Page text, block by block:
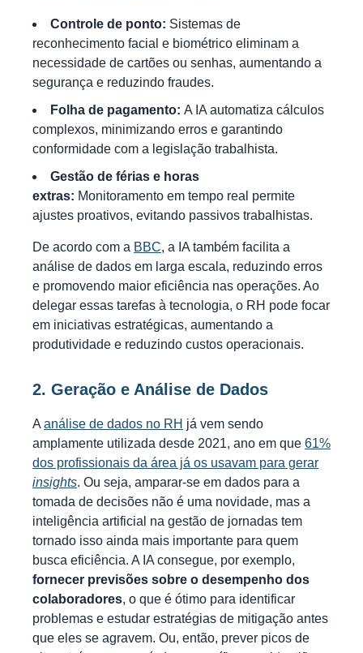
Controle de ponto: Sistemas de
reconhecimento facial e biométrico eliminam a
necessidade de cartões ou senhas, aumentando a
segurança e reduzindo fraudes.
Folha de pagamento: A IA automatiza cálculos
complexos, minimizando erros e garantindo
conformidade com a legislação trabalhista.
Gestão de férias e horas
extras: Monitoramento em tempo real permite
ajustes proativos, evitando passivos trabalhistas.
De acordo com a BBC, a IA também facilita a
análise de dados em larga escala, reduzindo erros
e promovendo maior eficiência nas operações. Ao
delegar essas tarefas à tecnologia, o RH pode focar
em iniciativas estratégicas, aumentando a
produtividade e reduzindo custos operacionais.
2. Geração e Análise de Dados
A análise de dados no RH já vem sendo
amplamente utilizada desde 2021, ano em que 61%
dos profissionais da área já os usavam para gerar
insights. Ou seja, amparar-se em dados para a
tomada de decisões não é uma novidade, mas a
inteligência artificial na gestão de jornadas tem
tornado isso ainda mais importante para quem
busca eficiência. A IA consegue, por exemplo,
fornecer previsões sobre o desempenho dos
colaboradores, o que é ótimo para identificar
problemas e estudar estratégias de mitigação antes
que eles se agravem. Ou, então, prever picos de